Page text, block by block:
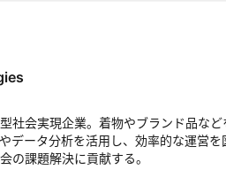
社会実現企業。着物やブランド品な
データ分析を活用し、効率的な運営
の課題解決に貢献する。